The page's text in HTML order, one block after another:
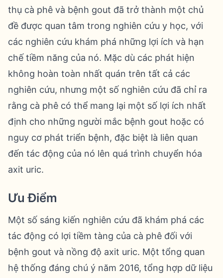
thụ cà phê và bệnh gout đã trở thành một chủ
đề được quan tâm trong nghiên cứu y học, với
các nghiên cứu khám phá những lợi ích và hạn
chế tiềm năng của nó. Mặc dù các phát hiện
không hoàn toàn nhất quán trên tất cả các
nghiên cứu, nhưng một số nghiên cứu đã chỉ ra
rằng cà phê có thể mang lại một số lợi ích nhất
định cho những người mắc bệnh gout hoặc có
nguy cơ phát triển bệnh, đặc biệt là liên quan
đến tác động của nó lên quá trình chuyển hóa
axit uric.
Ưu Điểm
Một số sáng kiến nghiên cứu đã khám phá các
tác động có lợi tiềm tàng của cà phê đối với
bệnh gout và nồng độ axit uric. Một tổng quan
hệ thống đáng chú ý năm 2016, tổng hợp dữ liệu